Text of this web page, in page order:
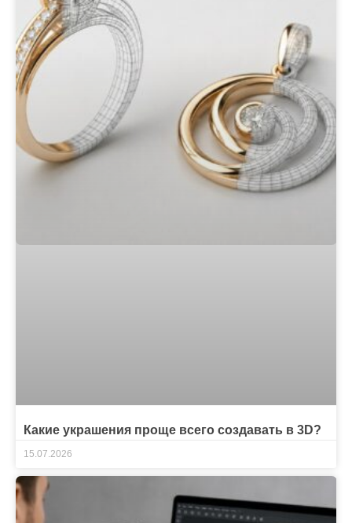
Какие украшения проще всего создавать в 3D?
15.07.2026